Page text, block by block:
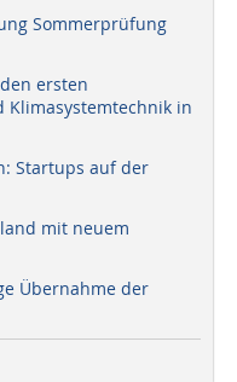
Sommerprüfung
ersten
Klimasystemtechnik in
Startups auf der
mit neuem
Übernahme der